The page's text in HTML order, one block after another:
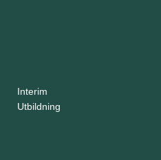
Interim
Utbildning